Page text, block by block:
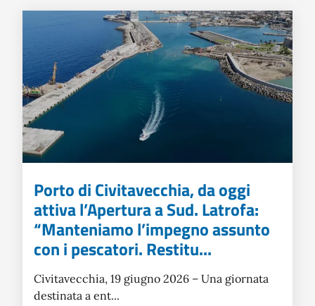
Porto di Civitavecchia, da oggi
attiva l’Apertura a Sud. Latrofa:
“Manteniamo l’impegno assunto
con i pescatori. Restitu...
Civitavecchia, 19 giugno 2026 – Una giornata
destinata a ent...